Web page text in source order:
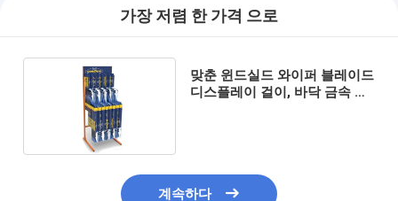
가장 저렴 한 가격 으로
맞춘 윈드실드 와이퍼 블레이드
디스플레이 걸이, 바닥 금속 와
계속하다